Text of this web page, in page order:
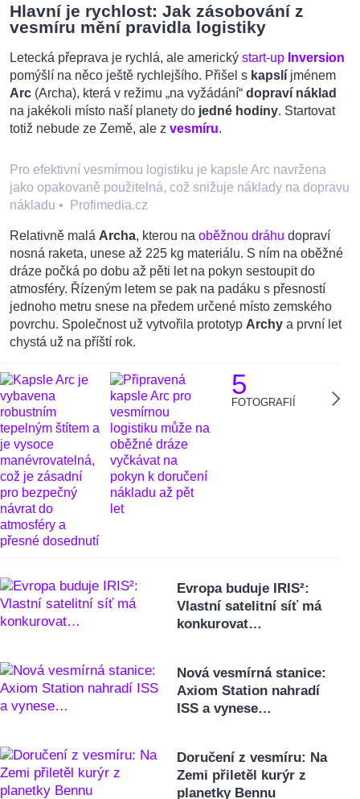
Hlavní je rychlost: Jak zásobování z
vesmíru mění pravidla logistiky
Letecká přeprava je rychlá, ale americký start-up Inversion
pomýšlí na něco ještě rychlejšího. Přišel s kapslí jménem
Arc (Archa), která v režimu „na vyžádání“ dopraví náklad
na jakékoli místo naší planety do jedné hodiny. Startovat
totiž nebude ze Země, ale z vesmíru.
Pro efektivní vesmírnou logistiku je kapsle Arc navržena
jako opakovaně použitelná, což snižuje náklady na dopravu
nákladu • Profimedia.cz
Relativně malá Archa, kterou na oběžnou dráhu dopraví
nosná raketa, unese až 225 kg materiálu. S ním na oběžné
dráze počká po dobu až pěti let na pokyn sestoupit do
atmosféry. Řízeným letem se pak na padáku s přesností
jednoho metru snese na předem určené místo zemského
povrchu. Společnost už vytvořila prototyp Archy a první let
chystá už na příští rok.
5
FOTOGRAFIÍ
Evropa buduje IRIS²:
Vlastní satelitní síť má
konkurovat…
Nová vesmírná stanice:
Axiom Station nahradí
ISS a vynese…
Doručení z vesmíru: Na
Zemi přiletěl kurýr z
planetky Bennu